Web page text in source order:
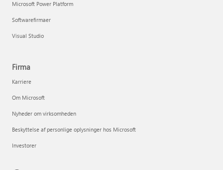
Microsoft Power Platform
Softwarefirmaer
Visual Studio
Firma
Karriere
Om Microsoft
Nyheder om virksomheden
Beskyttelse af personlige oplysninger hos Microsoft
Investorer